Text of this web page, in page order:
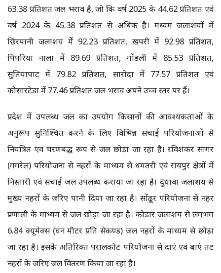
63.38 प्रतिशत जल भराव है, जो कि वर्ष 2025 के 44.62 प्रतिशत एवं
वर्ष 2024 के 45.38 प्रतिशत से अधिक है। मध्यम जलाशयों में
छिरपानी जलाशय मेें 92.23 प्रतिशत, खपरी में 92.98 प्रतिशत,
पिपरिया नाला में 89.69 प्रतिशत, गोंडली में 85.53 प्रतिशत,
सुतियापाट में 79.82 प्रतिशत, सारोदा में 77.57 प्रतिशत एवं
कोसारटेडा में 77.46 प्रतिशत जल भराव अपने उच्च स्तर पर हैं।
प्रदेश में उपलब्ध जल का उपयोग किसानों की आवश्यकताओं के
अनुरूप सुनिश्चित करने के लिए विभिन्न सिंचाई परियोजनाओं से
नियंत्रित एवं चरणबद्ध रूप से जल छोड़ा जा रहा है। रविशंकर सागर
(गंगरेल) परियोजना से नहरों के माध्यम से धमतरी एवं रायपुर क्षेत्रों में
निस्तारी एवं सिंचाई जल उपलब्ध कराया जा रहा है। दुधावा जलाशय से
मुख्य नहरों के जरिए पानी दिया जा रहा है। सोंढूर परियोजना से नहर
प्रणाली के माध्यम से जल छोड़ा जा रहा है। कोडार जलाशय से लगभग
6.84 क्यूमेक्स (घन मीटर प्रति सेकण्ड) जल नहरों के माध्यम से छोड़ा
जा रहा है। इसके अतिरिक्त परालकोट परियोजना से दाएं एवं बाएं तट
नहरों के जरिए जल वितरण किया जा रहा है।